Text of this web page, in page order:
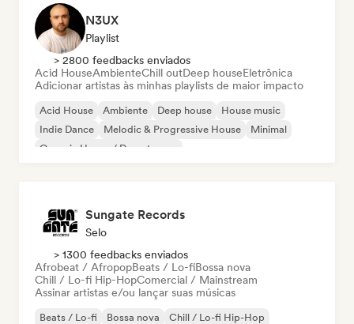
N3UX
Playlist
> 2800 feedbacks enviados
Acid HouseAmbienteChill outDeep houseEletrônica
Adicionar artistas às minhas playlists de maior impacto
Acid House Ambiente Deep house
House music
Indie Dance
Melodic & Progressive House
Minimal
Organic House / Downtempo
Sungate Records
Selo
> 1300 feedbacks enviados
Afrobeat / AfropopBeats / Lo-fiBossa nova
Chill / Lo-fi Hip-HopComercial / Mainstream
Assinar artistas e/ou lançar suas músicas
Beats / Lo-fi Bossa nova
Chill / Lo-fi Hip-Hop